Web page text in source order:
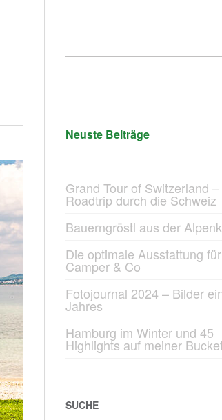
Neuste Beiträge
Grand Tour of Switzerland
Roadtrip durch die Schweiz
Bauerngröstl aus der
Die optimale Ausstattung
Camper & Co
Fotojournal 2024 – Bilder
Jahres
Hamburg im Winter und 45
Highlights auf meiner
SUCHE